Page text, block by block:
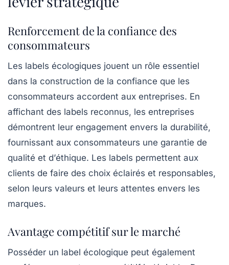
Renforcement de la confiance des
consommateurs
Les labels écologiques jouent un rôle essentiel
dans la construction de la confiance que les
consommateurs accordent aux entreprises. En
affichant des labels reconnus, les entreprises
démontrent leur engagement envers la durabilité,
fournissant aux consommateurs une garantie de
qualité et d’éthique. Les labels permettent aux
clients de faire des choix éclairés et responsables,
selon leurs valeurs et leurs attentes envers les
marques.
Avantage compétitif sur le marché
Posséder un label écologique peut également